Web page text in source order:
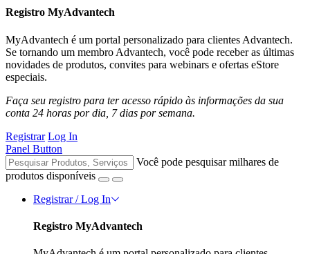
Registro MyAdvantech
MyAdvantech é um portal personalizado para clientes Advantech.
Se tornando um membro Advantech, você pode receber as últimas
novidades de produtos, convites para webinars e ofertas eStore
especiais.
Faça seu registro para ter acesso rápido às informações da sua
conta 24 horas por dia, 7 dias por semana.
Registrar Log In
Panel Button
Você pode pesquisar milhares de
produtos disponíveis
Registrar / Log In
Registro MyAdvantech